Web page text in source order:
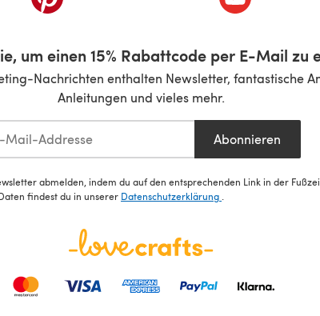
um einen 15% Rabattcode per E-Mail zu
Nachrichten enthalten Newsletter, fantastische
Anleitungen und vieles mehr.
Abonnieren
abmelden, indem du auf den entsprechenden Link in der
findest du in unserer Datenschutzerklärung .